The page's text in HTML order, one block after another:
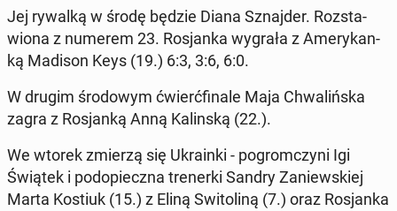
Jej rywalką w środę będzie Diana Sznaj­der. Roz­sta­
wio­na z numerem 23. Ro­sjan­ka wygrała z Ame­ry­kan­
ką Madison Keys (19.) 6:3, 3:6, 6:0.
W drugim śro­do­wym ćwierć­fi­na­le Maja Chwa­liń­ska
zagra z Ro­sjan­ką Anną Ka­lin­ską (22.).
We wtorek zmierzą się Ukra­in­ki - po­grom­czy­ni Igi
Świątek i pod­opiecz­na tre­ner­ki Sandry Za­niew­skiej
Marta Kostiuk (15.) z Eliną Swi­to­li­ną (7.) oraz Ro­sjan­ka